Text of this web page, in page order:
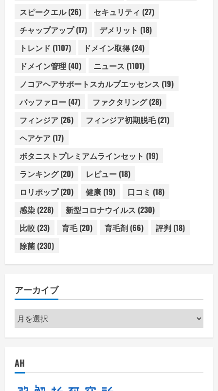
スピークエル(26) セキュリティ (27)
チャップアップ(17) デメリット (18)
トレンド (1107) ドメイン取得(24)
ドメイン管理 (40) ニュース (1101)
ノコアヘアサポートスカルプエッセンス (19)
バッファロー (47) ファクタリング(28)
フィンジア (26) フィンジア初期脱毛(21)
ヘアケア (17)
ボタニストプレミアムラインセット (19)
ランキング(20) レビュー (18)
ロリポップ(20) 健康 (19) 口コミ (18)
感染 (228) 新型コロナウイルス (230)
比較 (23) 育毛(20) 育毛剤 (66) 評判 (18)
除菌 (230)
アーカイブ
ア
ー
ブ
AH